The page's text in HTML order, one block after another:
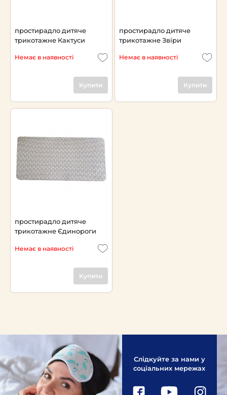
простирадло дитяче
трикотажне Кактуси
Немає в наявності
Купити
простирадло дитяче
трикотажне Звіри
Немає в наявності
Купити
простирадло дитяче
трикотажне Єдинороги
Немає в наявності
Купити
Слідкуйте за нами у
соціальних мережах